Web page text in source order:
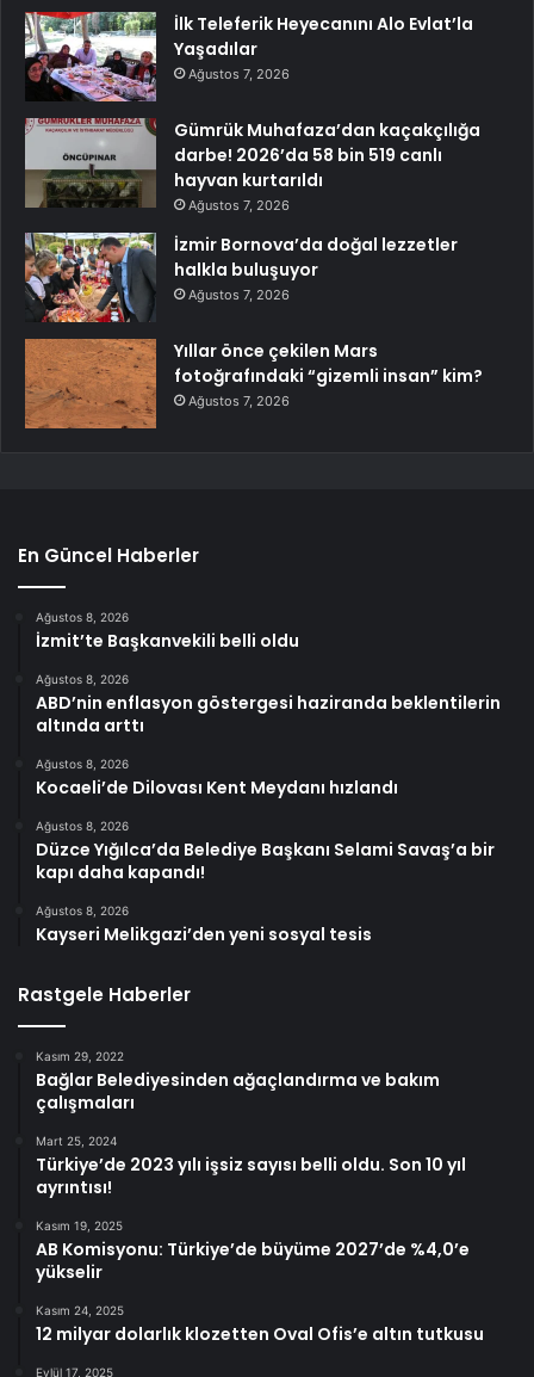
İlk Teleferik Heyecanını Alo Evlat’la
Yaşadılar
Ağustos 7, 2026
Gümrük Muhafaza’dan kaçakçılığa
darbe! 2026’da 58 bin 519 canlı
hayvan kurtarıldı
Ağustos 7, 2026
İzmir Bornova’da doğal lezzetler
halkla buluşuyor
Ağustos 7, 2026
Yıllar önce çekilen Mars
fotoğrafındaki “gizemli insan” kim?
Ağustos 7, 2026
En Güncel Haberler
Ağustos 8, 2026
İzmit’te Başkanvekili belli oldu
Ağustos 8, 2026
ABD’nin enflasyon göstergesi haziranda beklentilerin
altında arttı
Ağustos 8, 2026
Kocaeli’de Dilovası Kent Meydanı hızlandı
Ağustos 8, 2026
Düzce Yığılca’da Belediye Başkanı Selami Savaş’a bir
kapı daha kapandı!
Ağustos 8, 2026
Kayseri Melikgazi’den yeni sosyal tesis
Rastgele Haberler
Kasım 29, 2022
Bağlar Belediyesinden ağaçlandırma ve bakım
çalışmaları
Mart 25, 2024
Türkiye’de 2023 yılı işsiz sayısı belli oldu. Son 10 yıl
ayrıntısı!
Kasım 19, 2025
AB Komisyonu: Türkiye’de büyüme 2027’de %4,0’e
yükselir
Kasım 24, 2025
12 milyar dolarlık klozetten Oval Ofis’e altın tutkusu
Eylül 17, 2025